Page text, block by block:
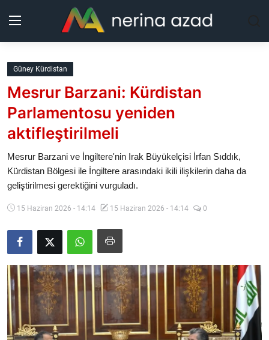
Kurdistan
Bölgeler
Yaşam
Güncel
Analiz
Galeri
Video
Yazarlar
Arşiv
Güney Kürdistan
Mesrur Barzani: Kürdistan
Parlamentosu yeniden
aktifleştirilmeli
Mesrur Barzani ve İngiltere'nin Irak Büyükelçisi İrfan Sıddık,
Kürdistan Bölgesi ile İngiltere arasındaki ikili ilişkilerin daha da
geliştirilmesi gerektiğini vurguladı.
15 Haziran 2026 - 14:14 15 Haziran 2026 - 14:14 0